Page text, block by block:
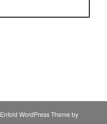
Enfold WordPress Theme by